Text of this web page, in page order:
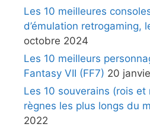
Les 10 meilleures
d’émulation retrogaming,
octobre 2024
Les 10 meilleurs
Fantasy VII (FF7) 20
Les 10 souverains (rois et
règnes les plus longs du
2022